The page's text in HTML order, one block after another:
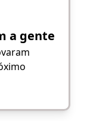
a gente